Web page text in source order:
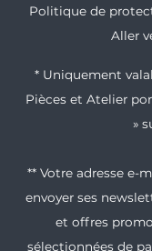
Politique de
Aller
* Uniquement
Pièces et Atelier
»
** Votre adresse e-
envoyer ses
et offres
sélectionnées de